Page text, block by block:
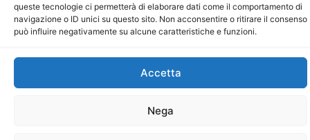
queste tecnologie ci permetterà di elaborare dati come il comportamento di
navigazione o ID unici su questo sito. Non acconsentire o ritirare il consenso
può influire negativamente su alcune caratteristiche e funzioni.
Accetta
Nega